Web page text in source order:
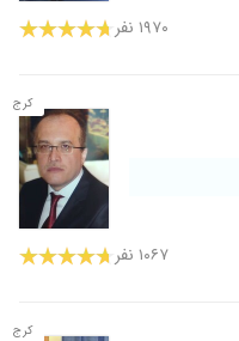
۱۹۷۰ نفر
کرج
۱۰۶۷ نفر
کرج